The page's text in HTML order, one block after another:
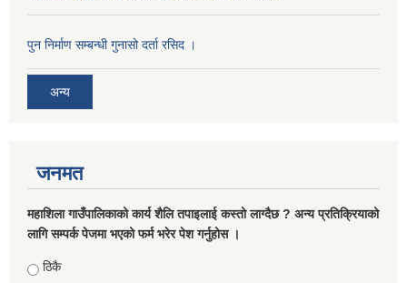
पुन निर्माण सम्बन्धी गुनासो दर्ता रसिद ।
अन्य
जनमत
महाशिला गाउँपालिकाको कार्य शैलि तपाइलाई कस्तो लाग्दैछ ? अन्य प्रतिक्रियाको
लागि सम्पर्क पेजमा भएको फर्म भरेर पेश गर्नुहोस ।
Choices
ठिकै